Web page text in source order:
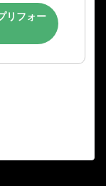
リフォー